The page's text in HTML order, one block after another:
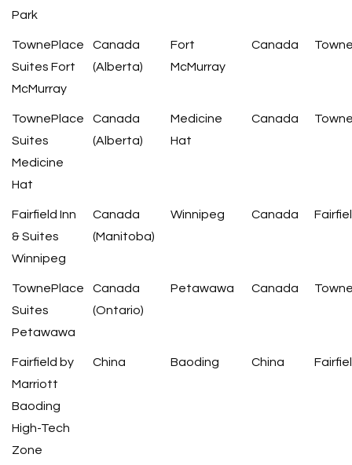
Park
TownePlace
Suites Fort
McMurray
Canada
(Alberta)
Fort
McMurray
Canada
TownePlace
Suites
Medicine
Hat
Canada
(Alberta)
Medicine
Hat
Canada
Fairfield Inn
& Suites
Winnipeg
Canada
(Manitoba)
Winnipeg Canada
TownePlace
Suites
Petawawa
Canada
(Ontario)
Petawawa Canada
Fairfield by
Marriott
Baoding
High-Tech
Zone
China Baoding China